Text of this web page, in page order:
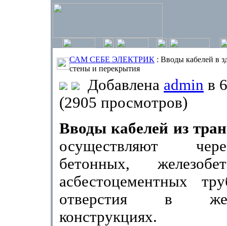
САМ СЕБЕ ЭЛЕКТРИК : Вводы кабелей в
стены и перекрытия
Добавлена admin в
(2905 просмотров)
Вводы кабелей из
осуществляют
бетонных,
асбестоцементных
отверстия в
конструкциях.